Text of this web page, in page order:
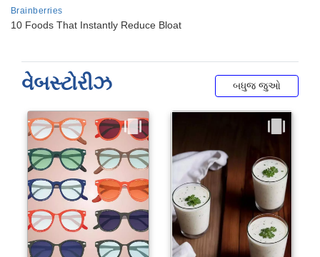
વેબસ્ટોરીઝ બધુજ જુઓ